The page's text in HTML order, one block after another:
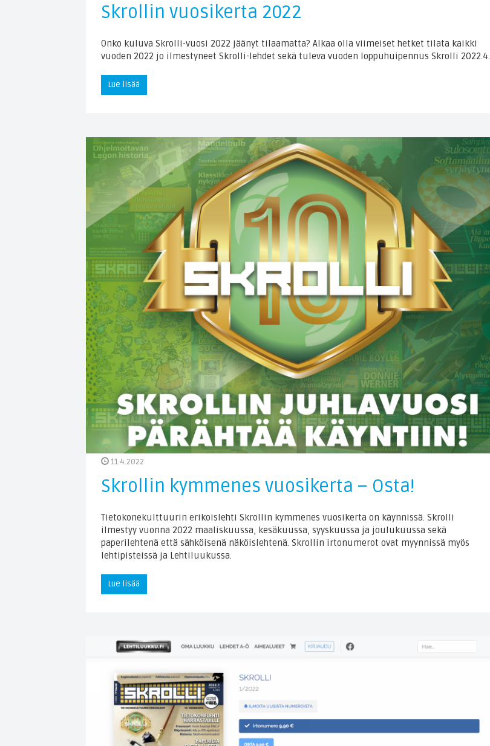
Skrollin vuosikerta 2022
Onko kuluva Skrolli-vuosi 2022 jäänyt tilaamatta? Alkaa olla viimeiset hetket tilata kaikki
vuoden 2022 jo ilmestyneet Skrolli-lehdet sekä tuleva vuoden loppuhuipennus Skrolli 2022.4.
Lue lisää
11.4.2022
Skrollin kymmenes vuosikerta – Osta!
Tietokonekulttuurin erikoislehti Skrollin kymmenes vuosikerta on käynnissä. Skrolli
ilmestyy vuonna 2022 maaliskuussa, kesäkuussa, syyskuussa ja joulukuussa sekä
paperilehtenä että sähköisenä näköislehtenä. Skrollin irtonumerot ovat myynnissä myös
lehtipisteissä ja Lehtiluukussa.
Lue lisää